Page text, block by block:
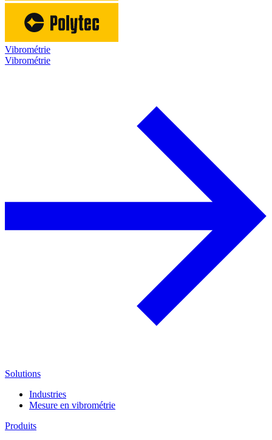
Vibrométrie
Vibrométrie
Solutions
Industries
Mesure en vibrométrie
Produits